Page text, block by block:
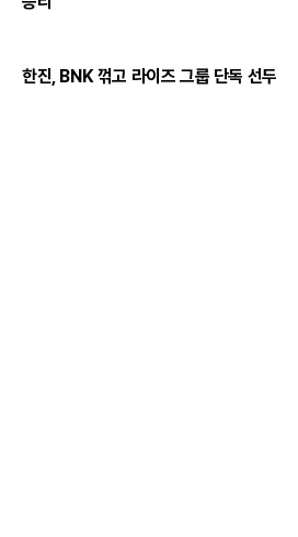
한진, BNK 꺾고 라이즈 그룹 단독 선두